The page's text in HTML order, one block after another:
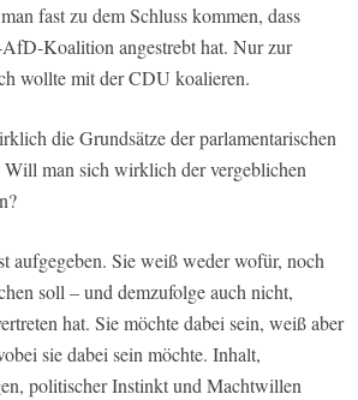
fast zu dem Schluss kommen, dass
Koalition angestrebt hat. Nur zur
wollte mit der CDU koalieren.
die Grundsätze der parlamentarischen
man sich wirklich der vergeblichen
aufgegeben. Sie weiß weder wofür, noch
soll – und demzufolge auch nicht,
hat. Sie möchte dabei sein, weiß aber
sie dabei sein möchte. Inhalt,
politischer Instinkt und Machtwillen